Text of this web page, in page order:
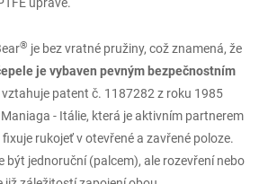
® je bez vratné pružiny, což znamená, že
je vybaven pevným bezpečnostním
vztahuje patent č. 1187282 z roku 1985
- Itálie, která je aktivním partnerem
rukojeť v otevřené a zavřené poloze.
být jednoruční (palcem), ale rozevření nebo